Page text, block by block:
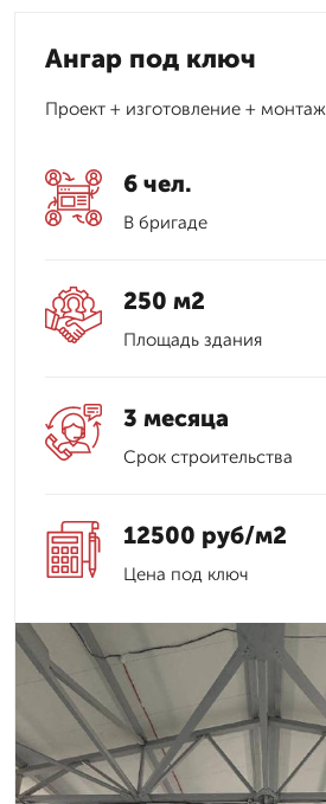
Ангар под ключ
Проект + изготовление + монтаж
6 чел.
В бригаде
250 м2
Площадь здания
3 месяца
Срок строительства
12500 руб/м2
Цена под ключ